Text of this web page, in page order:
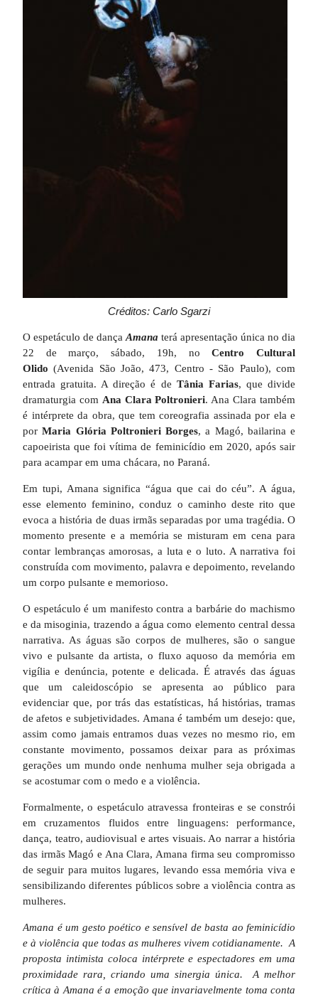
Créditos: Carlo Sgarzi
O espetáculo de dança Amana terá apresentação única no dia
22 de março, sábado, 19h, noCentro Cultural
Olido (Avenida São João, 473, Centro - São Paulo), com
entrada gratuita. A direção é de Tânia Farias, que divide
dramaturgia com Ana Clara Poltronieri. Ana Clara também
é intérprete da obra, que tem coreografia assinada por ela e
porMaria Glória Poltronieri Borges, a Magó, bailarina e
capoeirista que foi vítima de feminicídio em 2020, após sair
para acampar em uma chácara, no Paraná.
Em tupi, Amana significa “água que cai do céu”. A água,
esse elemento feminino, conduz o caminho deste rito que
evoca a história de duas irmãs separadas por uma tragédia. O
momento presente e a memória se misturam em cena para
contar lembranças amorosas, a luta e o luto. A narrativa foi
construída com movimento, palavra e depoimento, revelando
um corpo pulsante e memorioso.
O espetáculo é um manifesto contra a barbárie do machismo
e da misoginia, trazendo a água como elemento central dessa
narrativa. As águas são corpos de mulheres, são o sangue
vivo e pulsante da artista, o fluxo aquoso da memória em
vigília e denúncia, potente e delicada. É através das águas
que um caleidoscópio se apresenta ao público para
evidenciar que, por trás das estatísticas, há histórias, tramas
de afetos e subjetividades. Amana é também um desejo: que,
assim como jamais entramos duas vezes no mesmo rio, em
constante movimento, possamos deixar para as próximas
gerações um mundo onde nenhuma mulher seja obrigada a
se acostumar com o medo e a violência.
Formalmente, o espetáculo atravessa fronteiras e se constrói
em cruzamentos fluidos entre linguagens: performance,
dança, teatro, audiovisual e artes visuais. Ao narrar a história
das irmãs Magó e Ana Clara, Amana firma seu compromisso
de seguir para muitos lugares, levando essa memória viva e
sensibilizando diferentes públicos sobre a violência contra as
mulheres.
Amana é um gesto poético e sensível de basta ao feminicídio
e à violência que todas as mulheres vivem cotidianamente. A
proposta intimista coloca intérprete e espectadores em uma
proximidade rara, criando uma sinergia única. A melhor
crítica à Amana é a emoção que invariavelmente toma conta